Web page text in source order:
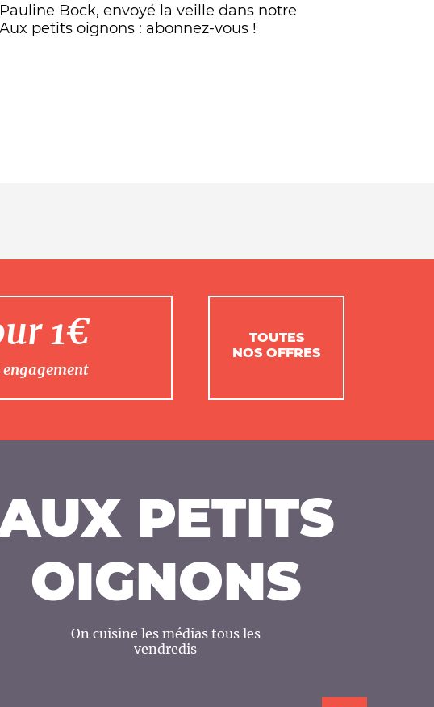
Bock, envoyé la veille dans notre
petits oignons : abonnez-vous !
1€
TOUTES
NOS OFFRES
PETITS
OIGNONS
On cuisine les médias tous les
vendredis